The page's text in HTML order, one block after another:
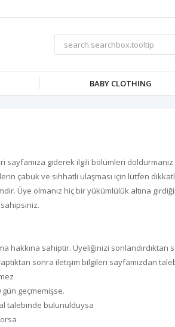
BABY CLOTHING
sayfamıza giderek ilgili bölümleri
çabuk ve sıhhatli ulaşması için lütfen
Üye olmanız hiç bir yükümlülük altına
hakkına sahiptir. Üyeliğinizi sonlandırdıktan
sonra iletişim bilgileri sayfamızdan
geçmemişse.
talebinde bulunulduysa